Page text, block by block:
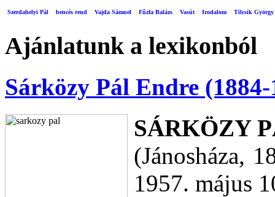
Szerdahelyi Pál bencés rend Vajda Sámuel Fűzfa Balázs Vasút Irodalom Tilcsik György
Ajánlatunk a lexikonból
Sárközy Pál Endre (1884-
SÁRKÖZY
(Jánosháza,
1957. május